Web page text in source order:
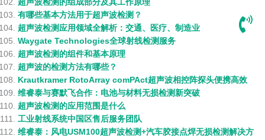
超声波检测的组成部分及其工作原理
有哪些基本方法用于超声波检测？
超声波检测应用领域全解析：交通、医疗、制造业
Waygate Technologies全球射线检测服务
超声波检测的组件和基本原理
超声波的检测方法有哪些？
Krautkramer RotoArray comPAct超声波相控阵探头便携高效
维睿泰与赛默飞合作：电池与材料无损检测新突破
超声波检测的应用范围是什么
工业射线系统中国区售后服务团队
维睿泰：风电USM100超声波检测+汽车胶接点焊无损检测解决方